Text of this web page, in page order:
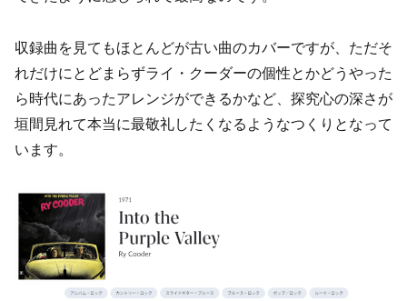
収録曲を見てもほとんどが古い曲のカバーですが、ただそ
れだけにとどまらずライ・クーダーの個性とかどうやった
ら時代にあったアレンジができるかなど、探究心の深さが
垣間見れて本当に最敬礼したくなるようなつくりとなって
います。